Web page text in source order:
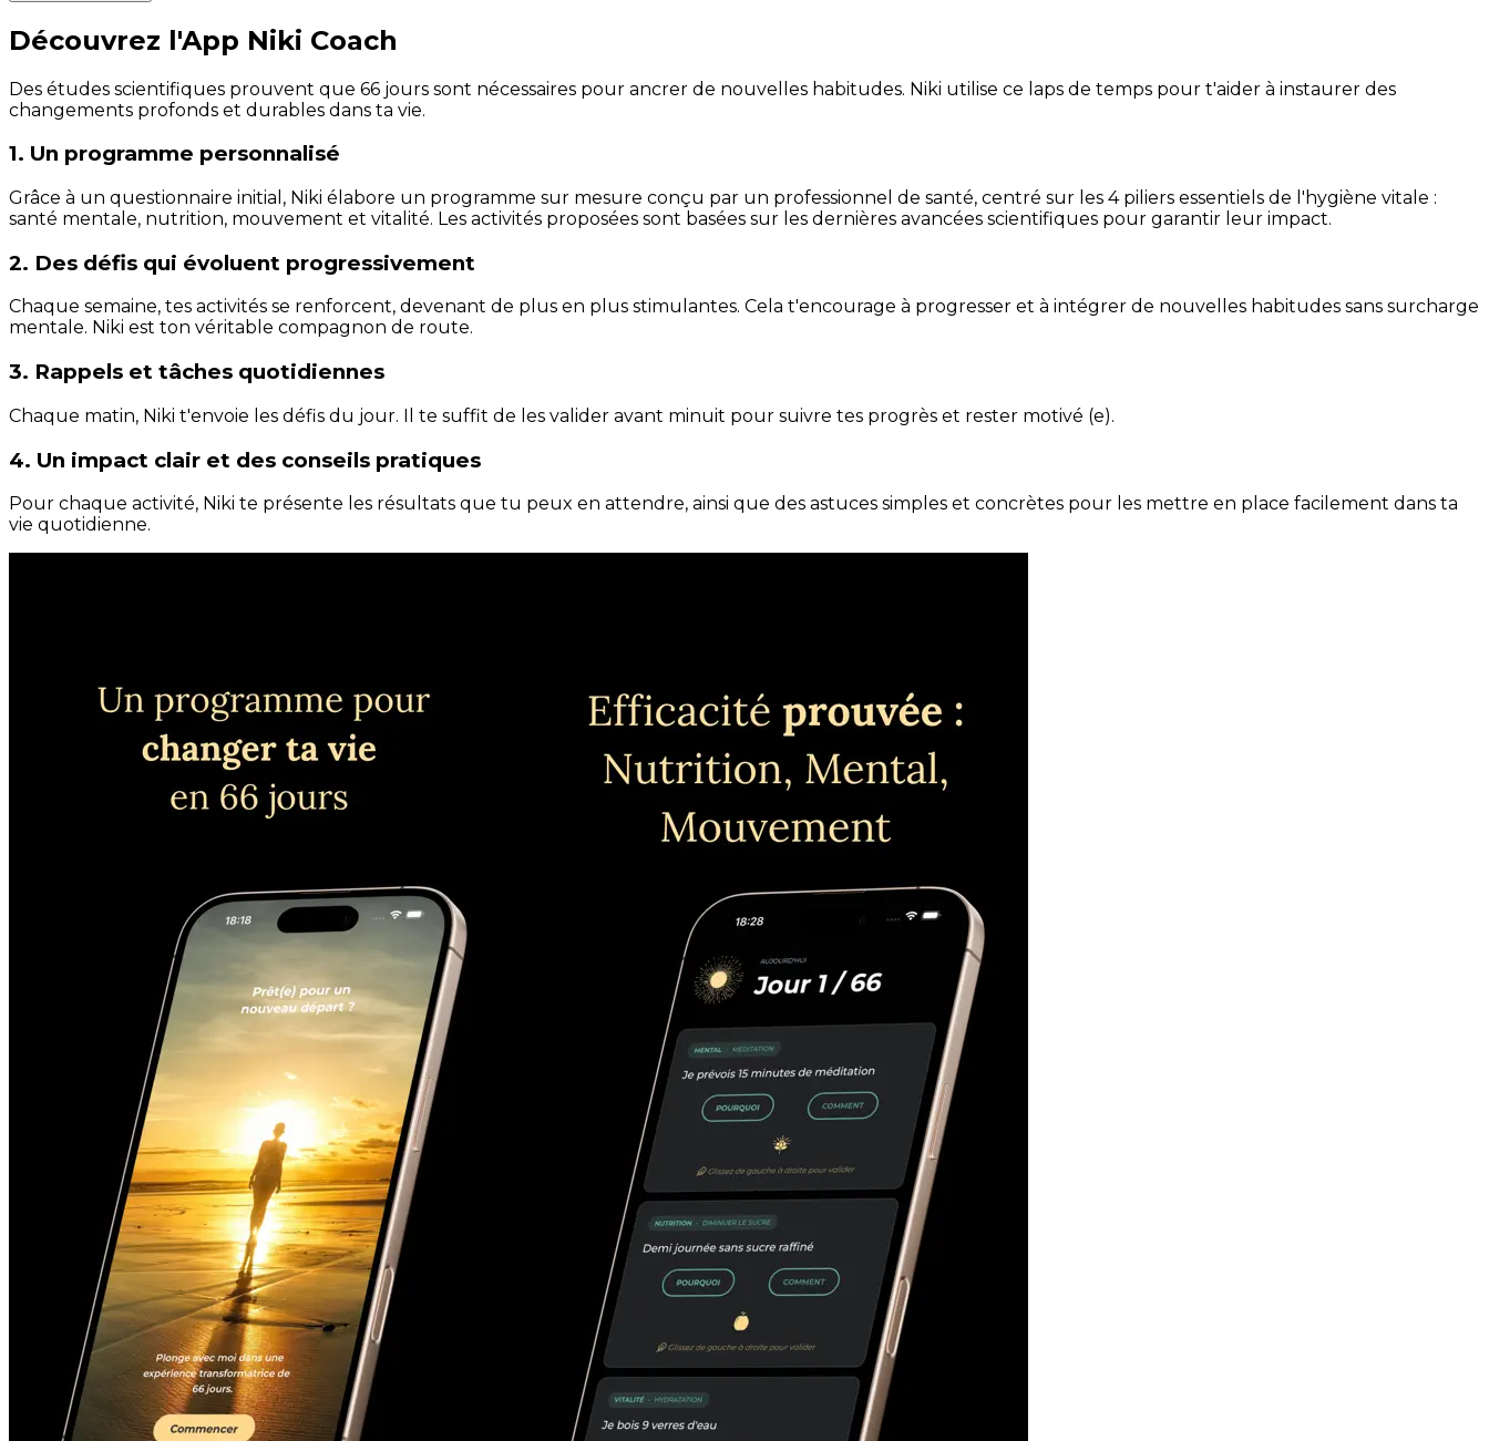
Découvrez l'App Niki Coach
Des études scientifiques prouvent que 66 jours sont nécessaires pour ancrer de nouvelles habitudes. Niki utilise ce laps de temps pour t'aider à instaurer des
changements profonds et durables dans ta vie.
1. Un programme personnalisé
Grâce à un questionnaire initial, Niki élabore un programme sur mesure conçu par un professionnel de santé, centré sur les 4 piliers essentiels de l'hygiène vitale :
santé mentale, nutrition, mouvement et vitalité. Les activités proposées sont basées sur les dernières avancées scientifiques pour garantir leur impact.
2. Des défis qui évoluent progressivement
Chaque semaine, tes activités se renforcent, devenant de plus en plus stimulantes. Cela t'encourage à progresser et à intégrer de nouvelles habitudes sans surcharge
mentale. Niki est ton véritable compagnon de route.
3. Rappels et tâches quotidiennes
Chaque matin, Niki t'envoie les défis du jour. Il te suffit de les valider avant minuit pour suivre tes progrès et rester motivé (e).
4. Un impact clair et des conseils pratiques
Pour chaque activité, Niki te présente les résultats que tu peux en attendre, ainsi que des astuces simples et concrètes pour les mettre en place facilement dans ta
vie quotidienne.